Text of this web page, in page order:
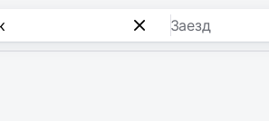
Заезд